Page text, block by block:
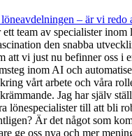
– är vi redo
team av specialister inom
den snabba
att vi just nu befinner oss i
inom AI och
vårt arbete och våra
Jag har själv
lönespecialister till att bli
Är det något som
ge oss nya och mer